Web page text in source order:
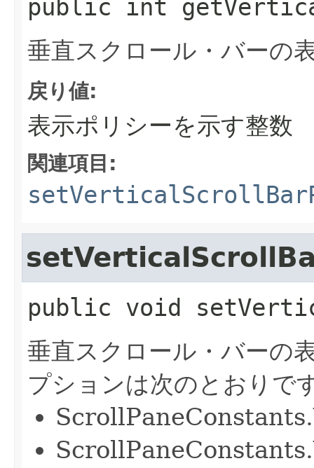
public int
垂直スクロール・バーの
戻り値:
表示ポリシーを示す整数
関連項目:
public void
垂直スクロール・バーの
プションは次のとおりで